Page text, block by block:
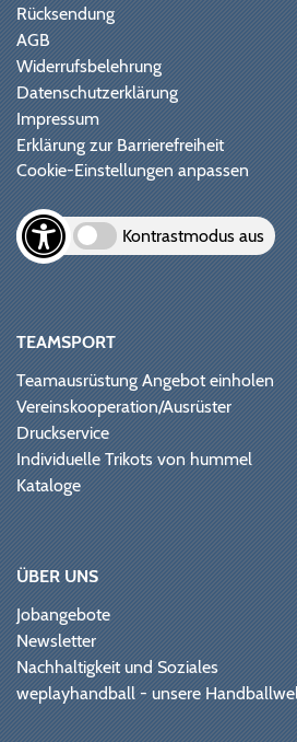
Rücksendung
AGB
Widerrufsbelehrung
Datenschutzerklärung
Impressum
Erklärung zur Barrierefreiheit
Cookie-Einstellungen anpassen
Kontrastmodus aus
TEAMSPORT
Teamausrüstung Angebot einholen
Vereinskooperation/Ausrüster
Druckservice
Individuelle Trikots von hummel
Kataloge
ÜBER UNS
Jobangebote
Newsletter
Nachhaltigkeit und Soziales
weplayhandball - unsere